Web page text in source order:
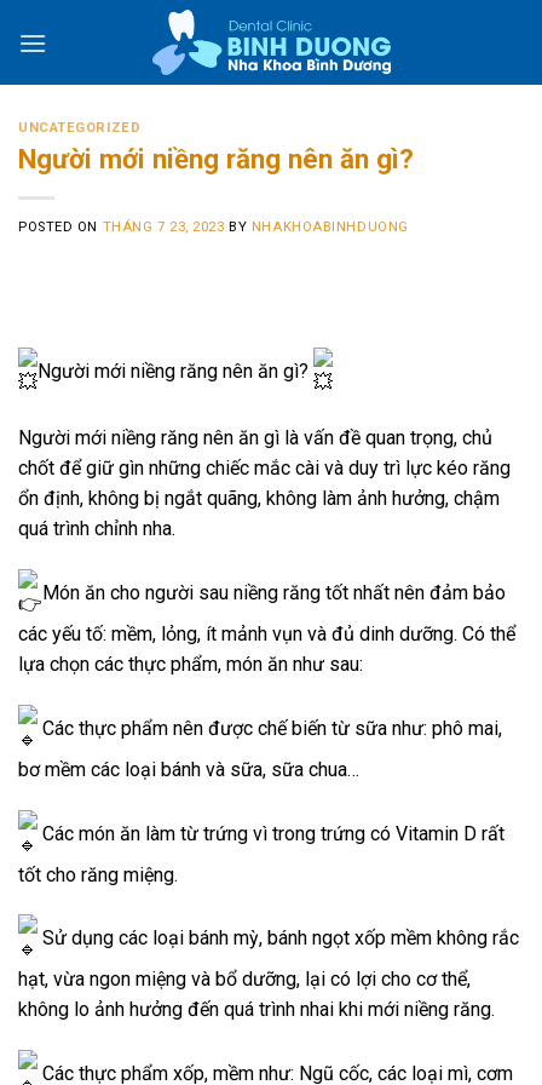
UNCATEGORIZED
Người mới niềng răng nên ăn gì?
POSTED ON THÁNG 7 23, 2023 BY NHAKHOABINHDUONG
Người mới niềng răng nên ăn gì?
Người mới niềng răng nên ăn gì là vấn đề quan trọng, chủ
chốt để giữ gìn những chiếc mắc cài và duy trì lực kéo răng
ổn định, không bị ngắt quãng, không làm ảnh hưởng, chậm
quá trình chỉnh nha.
Món ăn cho người sau niềng răng tốt nhất nên đảm bảo
các yếu tố: mềm, lỏng, ít mảnh vụn và đủ dinh dưỡng. Có thể
lựa chọn các thực phẩm, món ăn như sau:
Các thực phẩm nên được chế biến từ sữa như: phô mai,
bơ mềm các loại bánh và sữa, sữa chua…
Các món ăn làm từ trứng vì trong trứng có Vitamin D rất
tốt cho răng miệng.
Sử dụng các loại bánh mỳ, bánh ngọt xốp mềm không rắc
hạt, vừa ngon miệng và bổ dưỡng, lại có lợi cho cơ thể,
không lo ảnh hưởng đến quá trình nhai khi mới niềng răng.
Các thực phẩm xốp, mềm như: Ngũ cốc, các loại mì, cơm